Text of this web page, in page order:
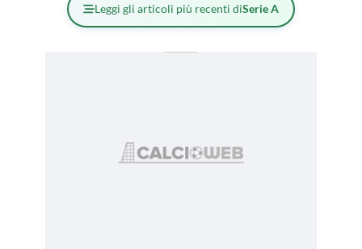
Leggi gli articoli più recenti diSerie A